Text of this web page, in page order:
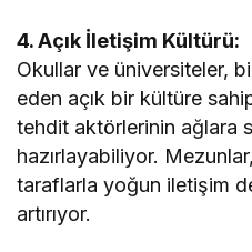
4. Açık İletişim Kültürü:
Okullar ve üniversiteler,
eden açık bir kültüre
tehdit aktörlerinin ağlara
hazırlayabiliyor.
taraflarla yoğun iletişim
artırıyor.